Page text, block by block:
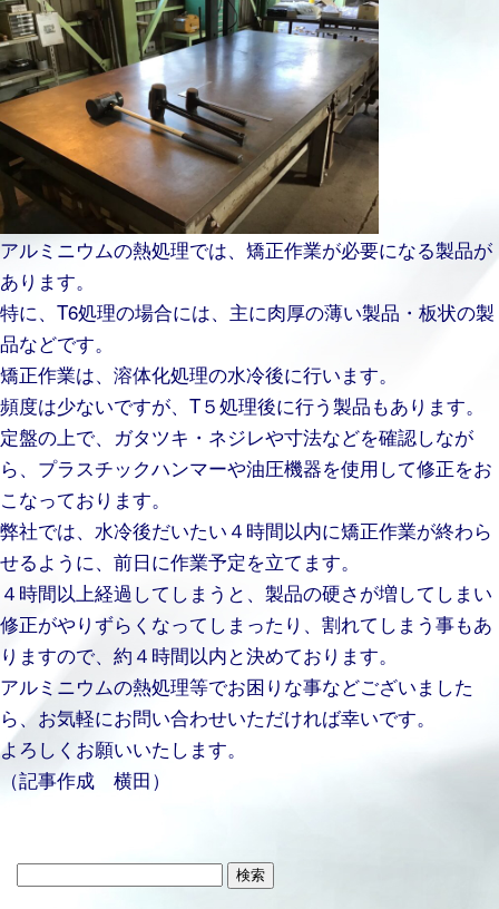
アルミニウムの熱処理では、矯正作業が必要になる製品が
あります。
特に、T6処理の場合には、主に肉厚の薄い製品・板状の製
品などです。
矯正作業は、溶体化処理の水冷後に行います。
頻度は少ないですが、T５処理後に行う製品もあります。
定盤の上で、ガタツキ・ネジレや寸法などを確認しなが
ら、プラスチックハンマーや油圧機器を使用して修正をお
こなっております。
弊社では、水冷後だいたい４時間以内に矯正作業が終わら
せるように、前日に作業予定を立てます。
４時間以上経過してしまうと、製品の硬さが増してしまい
修正がやりずらくなってしまったり、割れてしまう事もあ
りますので、約４時間以内と決めております。
アルミニウムの熱処理等でお困りな事などございました
ら、お気軽にお問い合わせいただければ幸いです。
よろしくお願いいたします。
（記事作成 横田）